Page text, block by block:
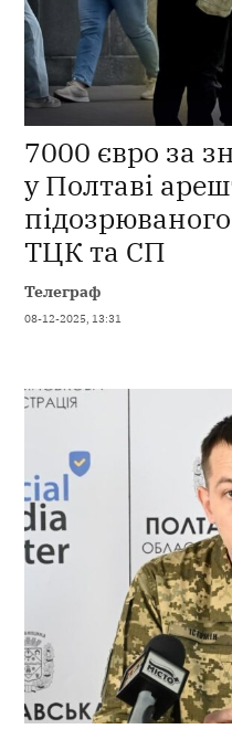
7000 євро за
у Полтаві
ТЦК та СП
Телеграф
08-12-2025, 13:31